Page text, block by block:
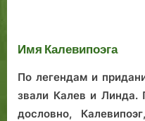
сквера на Нунне
Имя Калевипоэга
По легендам и
звали Калев и Линда.
дословно,